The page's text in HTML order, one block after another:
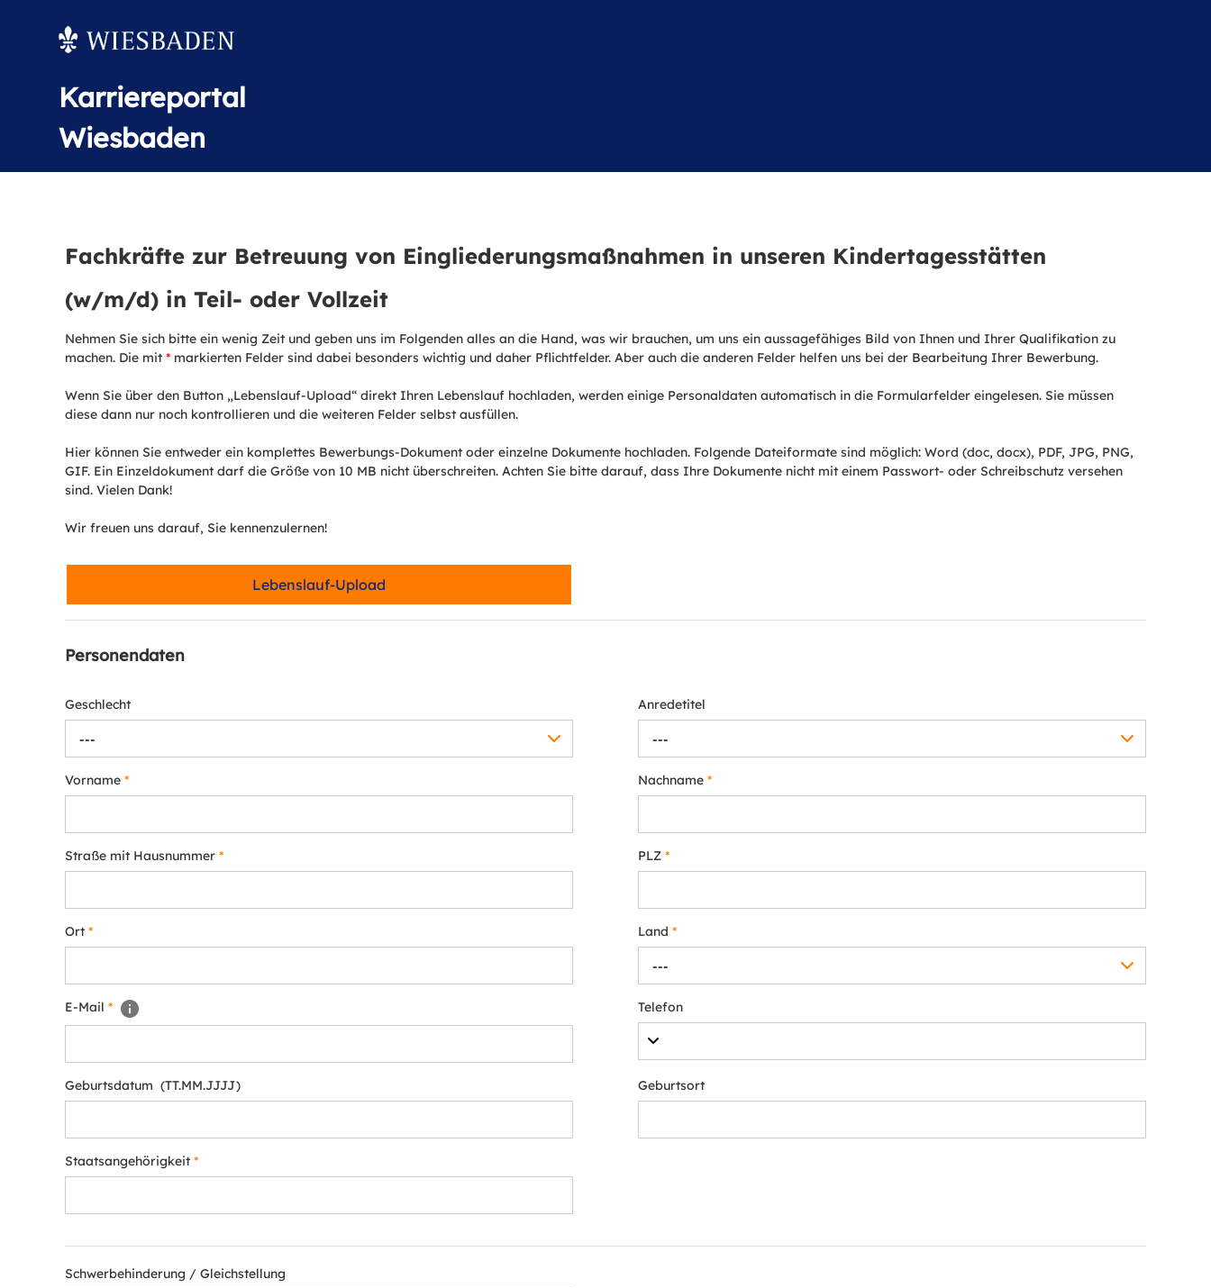
Karriereportal
Wiesbaden
Fachkräfte zur Betreuung von Eingliederungsmaßnahmen in unseren Kindertagesstätten
(w/m/d) in Teil- oder Vollzeit
Nehmen Sie sich bitte ein wenig Zeit und geben uns im Folgenden alles an die Hand, was wir brauchen, um uns ein aussagefähiges Bild von Ihnen und Ihrer Qualifikation zu
machen. Die mit * markierten Felder sind dabei besonders wichtig und daher Pflichtfelder. Aber auch die anderen Felder helfen uns bei der Bearbeitung Ihrer Bewerbung.
Wenn Sie über den Button „Lebenslauf-Upload“ direkt Ihren Lebenslauf hochladen, werden einige Personaldaten automatisch in die Formularfelder eingelesen. Sie müssen
diese dann nur noch kontrollieren und die weiteren Felder selbst ausfüllen.
Hier können Sie entweder ein komplettes Bewerbungs-Dokument oder einzelne Dokumente hochladen. Folgende Dateiformate sind möglich: Word (doc, docx), PDF, JPG, PNG,
GIF. Ein Einzeldokument darf die Größe von 10 MB nicht überschreiten. Achten Sie bitte darauf, dass Ihre Dokumente nicht mit einem Passwort- oder Schreibschutz versehen
sind. Vielen Dank!
Wir freuen uns darauf, Sie kennenzulernen!
Lebenslauf-Upload
Personendaten
Geschlecht
---
Anredetitel
---
Vorname * Nachname *
Straße mit Hausnummer * PLZ *
Ort * Land *
---
E-Mail * Telefon
Geburtsdatum (TT.MM.JJJJ) Geburtsort
Staatsangehörigkeit *
Schwerbehinderung / Gleichstellung